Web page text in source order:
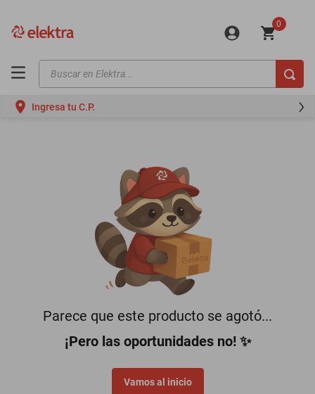
0
Buscar en Elektra...
Ingresa tu C.P.
Parece que este producto se agotó...
¡Pero las oportunidades no! ✨
Vamos al inicio
motos
oppo
motoneta